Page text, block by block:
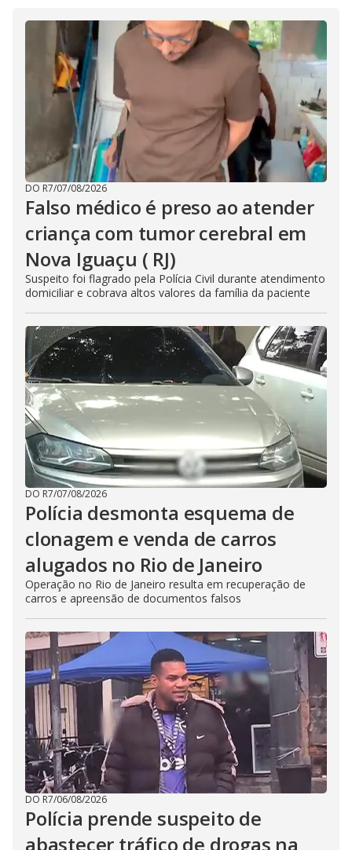
DO R7/07/08/2026
Falso médico é preso ao atender
criança com tumor cerebral em
Nova Iguaçu ( RJ)
Suspeito foi flagrado pela Polícia Civil durante atendimento
domiciliar e cobrava altos valores da família da paciente
DO R7/07/08/2026
Polícia desmonta esquema de
clonagem e venda de carros
alugados no Rio de Janeiro
Operação no Rio de Janeiro resulta em recuperação de
carros e apreensão de documentos falsos
DO R7/06/08/2026
Polícia prende suspeito de
abastecer tráfico de drogas na